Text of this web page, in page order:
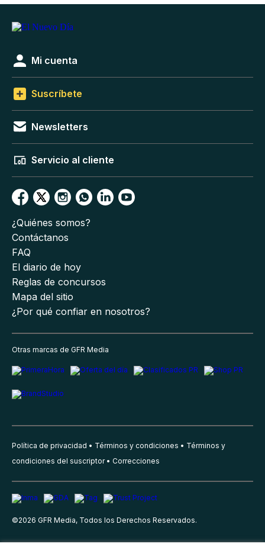
Mi cuenta
Suscríbete
Newsletters
Servicio al cliente
¿Quiénes somos?
Contáctanos
FAQ
El diario de hoy
Reglas de concursos
Mapa del sitio
¿Por qué confiar en nosotros?
Otras marcas de GFR Media
Política de privacidad Términos y condiciones
Términos y
condiciones del suscriptor
Correcciones
©2026 GFR Media, Todos los Derechos Reservados.